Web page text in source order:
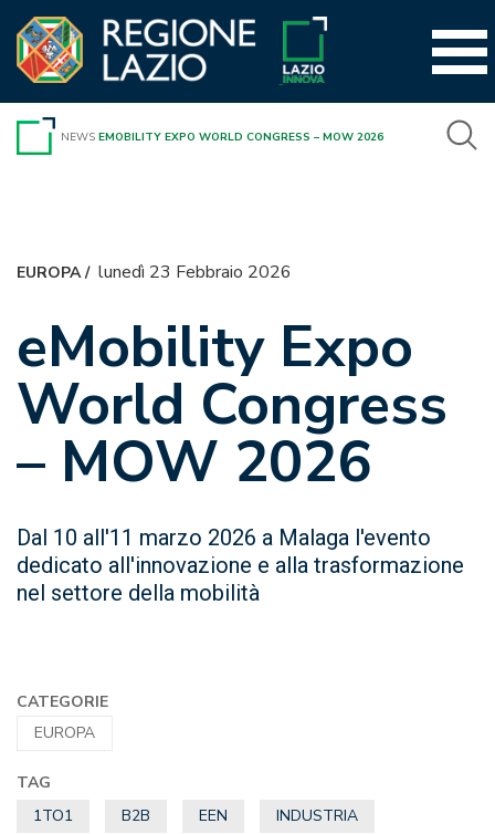
contenuto
NEWS EMOBILITY EXPO WORLD CONGRESS – MOW 2026
EUROPA/ lunedì 23 Febbraio 2026
eMobility Expo
World Congress
– MOW 2026
Dal 10 all'11 marzo 2026 a Malaga l'evento
dedicato all'innovazione e alla trasformazione
nel settore della mobilità
CATEGORIE
EUROPA
TAG
1TO1
B2B EEN
INDUSTRIA